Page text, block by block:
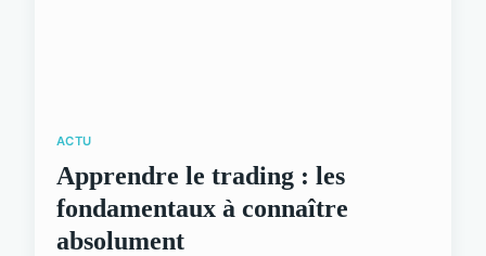
ACTU
Apprendre le trading : les
fondamentaux à connaître
absolument